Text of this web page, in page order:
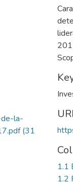
la-
(31
URI
1.1
1.2